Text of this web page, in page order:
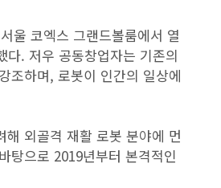
울 코엑스 그랜드볼룸에서 열
다. 저우 공동창업자는 기존의
조하며, 로봇이 인간의 일상에
외골격 재활 로봇 분야에 먼
탕으로 2019년부터 본격적인